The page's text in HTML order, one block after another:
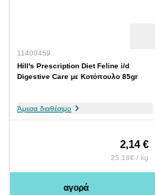
11400459
Hill's Prescription Diet Feline i/d
Digestive Care με Κοτόπουλο 85gr
Άμεσα διαθέσιμο
2,14 €
25.18€ / kg
αγορά